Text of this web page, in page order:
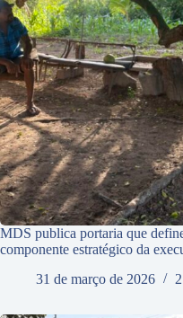
MDS publica portaria que
componente estratégico da
31 de março de 2026